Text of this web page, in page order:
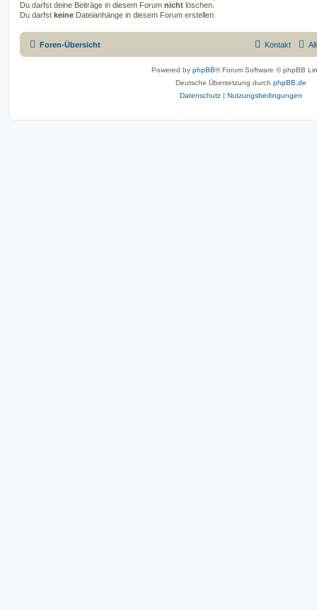
Du darfst deine Beiträge in diesem Forum nicht löschen.
Du darfst keine Dateianhänge in diesem Forum erstellen.
Foren-Übersicht Kontakt
Powered by phpBB® Forum Software © phpBB
Deutsche Übersetzung durch phpBB.de
Datenschutz | Nutzungsbedingungen